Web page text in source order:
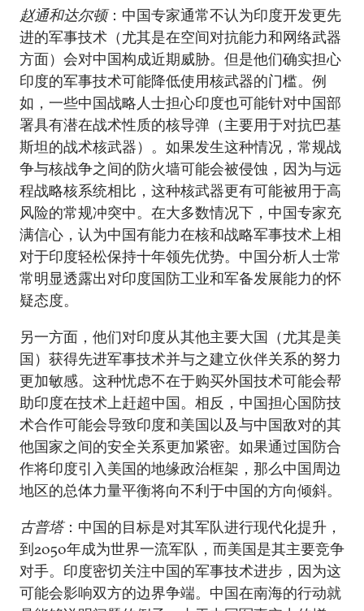
赵通和达尔顿：中国专家通常不认为印度开发更先
进的军事技术（尤其是在空间对抗能力和网络武器
方面）会对中国构成近期威胁。但是他们确实担心
印度的军事技术可能降低使用核武器的门槛。例
如，一些中国战略人士担心印度也可能针对中国部
署具有潜在战术性质的核导弹（主要用于对抗巴基
斯坦的战术核武器）。如果发生这种情况，常规战
争与核战争之间的防火墙可能会被侵蚀，因为与远
程战略核系统相比，这种核武器更有可能被用于高
风险的常规冲突中。在大多数情况下，中国专家充
满信心，认为中国有能力在核和战略军事技术上相
对于印度轻松保持十年领先优势。中国分析人士常
常明显透露出对印度国防工业和军备发展能力的怀
疑态度。
另一方面，他们对印度从其他主要大国（尤其是美
国）获得先进军事技术并与之建立伙伴关系的努力
更加敏感。这种忧虑不在于购买外国技术可能会帮
助印度在技术上赶超中国。相反，中国担心国防技
术合作可能会导致印度和美国以及与中国敌对的其
他国家之间的安全关系更加紧密。如果通过国防合
作将印度引入美国的地缘政治框架，那么中国周边
地区的总体力量平衡将向不利于中国的方向倾斜。
古普塔：中国的目标是对其军队进行现代化提升，
到2050年成为世界一流军队，而美国是其主要竞争
对手。印度密切关注中国的军事技术进步，因为这
可能会影响双方的边界争端。中国在南海的行动就